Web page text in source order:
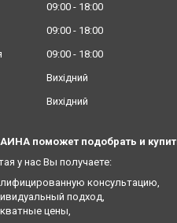
09:00
18:00
09:00
18:00
09:00
18:00
Вихідний
Вихідний
поможет подобрать и
у нас Вы получаете:
консультацию,
подход,
цены,